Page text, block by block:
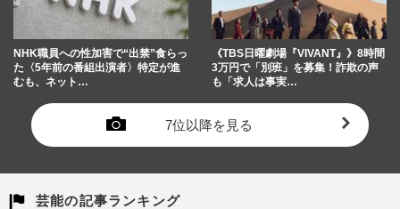
NHK職員への性加害で“出禁”食らっ
た〈5年前の番組出演者〉特定が進
むも、ネット…
《TBS日曜劇場『VIVANT』》8時間
3万円で「別班」を募集！詐欺の声
も「求人は事実…
7位以降を見る
芸能の記事ランキング